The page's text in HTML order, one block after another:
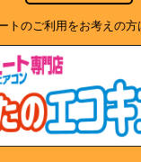
トのご利用をお考えの方